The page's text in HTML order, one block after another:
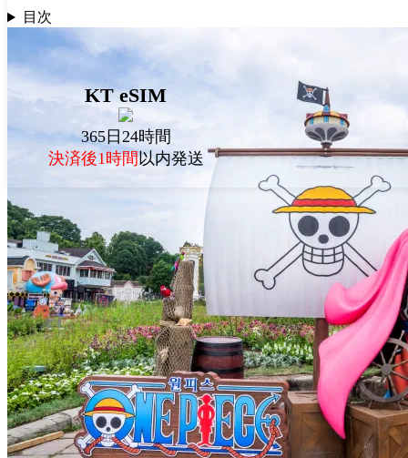
KT eSIM
365日24時間
決済後1時間以内発送
目次